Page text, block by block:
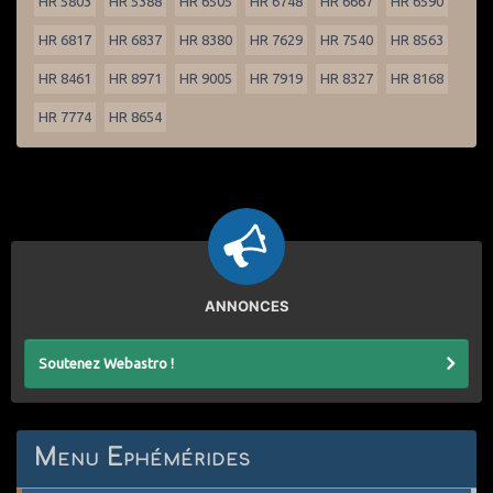
HR 6817 HR 6837 HR 8380 HR 7629 HR 7540 HR 8563
HR 8461 HR 8971 HR 9005 HR 7919 HR 8327 HR 8168
HR 7774 HR 8654
ANNONCES
Soutenez Webastro !
Menu Ephémérides